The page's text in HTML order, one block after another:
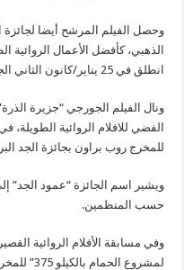
وحصل الفيلم المرشح أيضا لجائزة
الذهبي، كأفضل اﻷعمال الروائية
انطلق في 25 يناير/كانون الثاني الجاري.
ونال الفيلم الجورجي “جزيرة
الفضي للافلام الروائية
للمخرج روب براون بجائزة الجد
ويشير اسم الجائزة “عمود الجد”
حسب المنظمين.
وفي مسابقة اﻷفلام الروائية
لمشروع